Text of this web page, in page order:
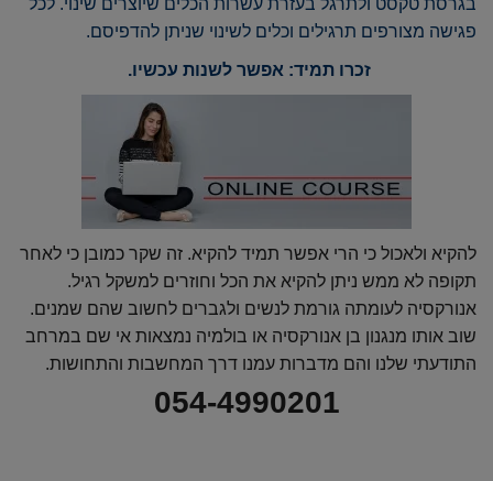
בגרסת טקסט ולתרגל בעזרת עשרות הכלים שיוצרים שינוי. לכל
פגישה מצורפים תרגילים וכלים לשינוי שניתן להדפיסם.
זכרו תמיד: אפשר לשנות עכשיו.
להקיא ולאכול כי הרי אפשר תמיד להקיא. זה שקר כמובן כי לאחר
תקופה לא ממש ניתן להקיא את הכל וחוזרים למשקל רגיל.
אנורקסיה לעומתה גורמת לנשים ולגברים לחשוב שהם שמנים.
שוב אותו מנגנון בן אנורקסיה או בולמיה נמצאות אי שם במרחב
התודעתי שלנו והם מדברות עמנו דרך המחשבות והתחושות.
054-4990201